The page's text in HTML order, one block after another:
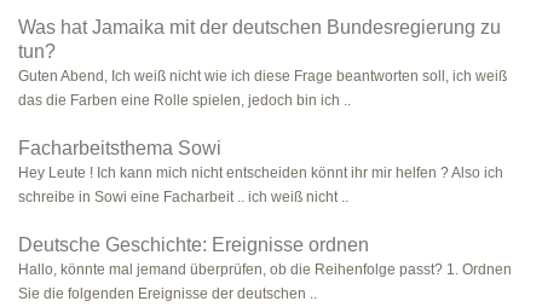
Was hat Jamaika mit der deutschen Bundesregierung zu
tun?
Guten Abend, Ich weiß nicht wie ich diese Frage beantworten soll, ich weiß
das die Farben eine Rolle spielen, jedoch bin ich ..
Facharbeitsthema Sowi
Hey Leute ! Ich kann mich nicht entscheiden könnt ihr mir helfen ? Also ich
schreibe in Sowi eine Facharbeit .. ich weiß nicht ..
Deutsche Geschichte: Ereignisse ordnen
Hallo, könnte mal jemand überprüfen, ob die Reihenfolge passt? 1. Ordnen
Sie die folgenden Ereignisse der deutschen ..